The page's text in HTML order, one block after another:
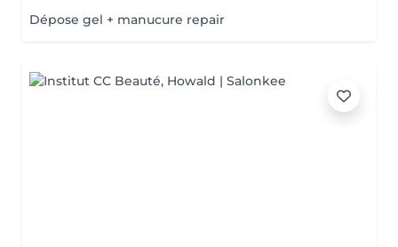
Dépose gel + manucure repair